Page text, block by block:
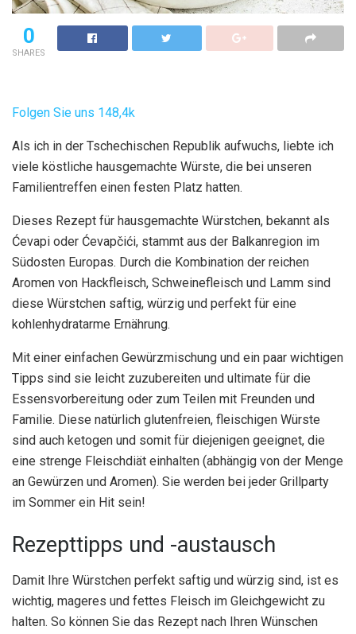
0
SHARES
Folgen Sie uns 148,4k
Als ich in der Tschechischen Republik aufwuchs, liebte ich
viele köstliche hausgemachte Würste, die bei unseren
Familientreffen einen festen Platz hatten.
Dieses Rezept für hausgemachte Würstchen, bekannt als
Ćevapi oder Ćevapčići, stammt aus der Balkanregion im
Südosten Europas. Durch die Kombination der reichen
Aromen von Hackfleisch, Schweinefleisch und Lamm sind
diese Würstchen saftig, würzig und perfekt für eine
kohlenhydratarme Ernährung.
Mit einer einfachen Gewürzmischung und ein paar wichtigen
Tipps sind sie leicht zuzubereiten und ultimate für die
Essensvorbereitung oder zum Teilen mit Freunden und
Familie. Diese natürlich glutenfreien, fleischigen Würste
sind auch ketogen und somit für diejenigen geeignet, die
eine strenge Fleischdiät einhalten (abhängig von der Menge
an Gewürzen und Aromen). Sie werden bei jeder Grillparty
im Sommer ein Hit sein!
Rezepttipps und -austausch
Damit Ihre Würstchen perfekt saftig und würzig sind, ist es
wichtig, mageres und fettes Fleisch im Gleichgewicht zu
halten. So können Sie das Rezept nach Ihren Wünschen